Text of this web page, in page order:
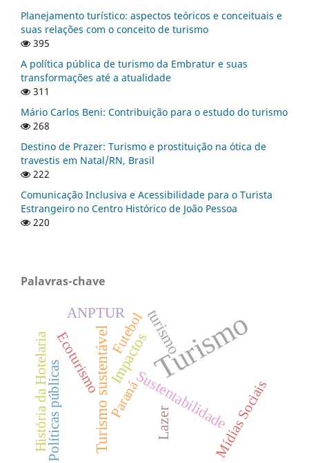
Planejamento turístico: aspectos teóricos e conceituais e
suas relações com o conceito de turismo
395
A política pública de turismo da Embratur e suas
transformações até a atualidade
311
Mário Carlos Beni: Contribuição para o estudo do turismo
268
Destino de Prazer: Turismo e prostituição na ótica de
travestis em Natal/RN, Brasil
222
Comunicação Inclusiva e Acessibilidade para o Turista
Estrangeiro no Centro Histórico de João Pessoa
220
Palavras-chave
Turismo
Turismo sustentável turismo
Impactos
Lazer
Sustentabilidade
Ecoturismo
Mídias Sociais
Políticas públicas Paraná
História da Hotelaria Futebol
ANPTUR